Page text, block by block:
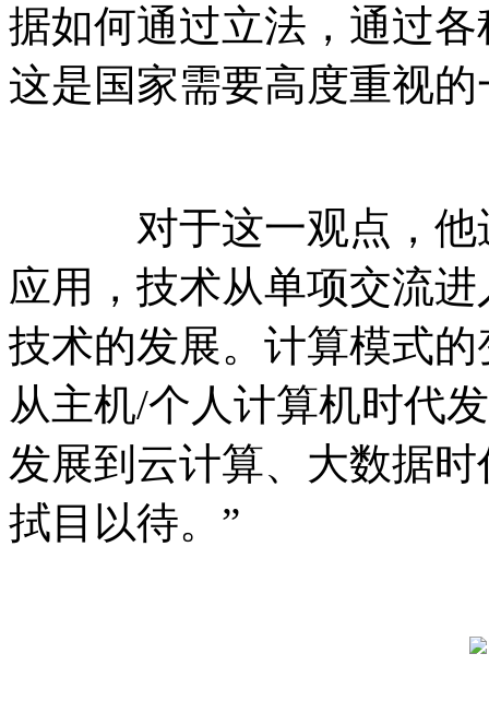
据如何通过立法，通过
这是国家需要高度重视
对于这一观点，他进
应用，技术从单项交流
技术的发展。计算模式
从主机/个人计算机时代
发展到云计算、大数据
拭目以待。”